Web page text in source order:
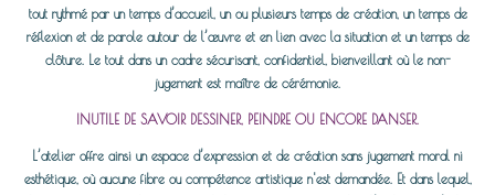
tout rythmé par un temps d’accueil, un ou plusieurs temps de création, un temps de
réflexion et de parole autour de l’œuvre et en lien avec la situation et un temps de
clôture. Le tout dans un cadre sécurisant, confidentiel, bienveillant où le non-
jugement est maître de cérémonie.
INUTILE DE SAVOIR DESSINER, PEINDRE OU ENCORE DANSER.
L’atelier offre ainsi un espace d’expression et de création sans jugement moral ni
esthétique, où aucune fibre ou compétence artistique n'est demandée. Et dans lequel,